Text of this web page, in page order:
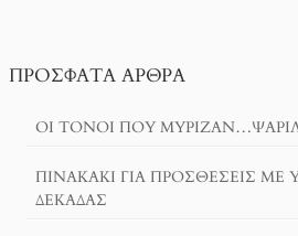
ΠΡΌΣΦΑΤΑ ΆΡΘΡΑ
ΟΙ ΤΌΝΟΙ ΠΟΥ
ΠΙΝΑΚΆΚΙ ΓΙΑ ΠΡΟΣΘΈΣΕΙΣ ΜΕ
ΔΕΚΆΔΑΣ